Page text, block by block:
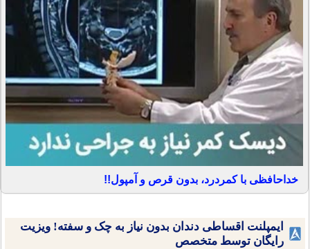
خداحافظی با کمردرد، بدون قرص و آمپول!!
ایمپلنت اقساطی دندان بدون نیاز به چک و سفته! ویزیت
رایگان توسط متخصص